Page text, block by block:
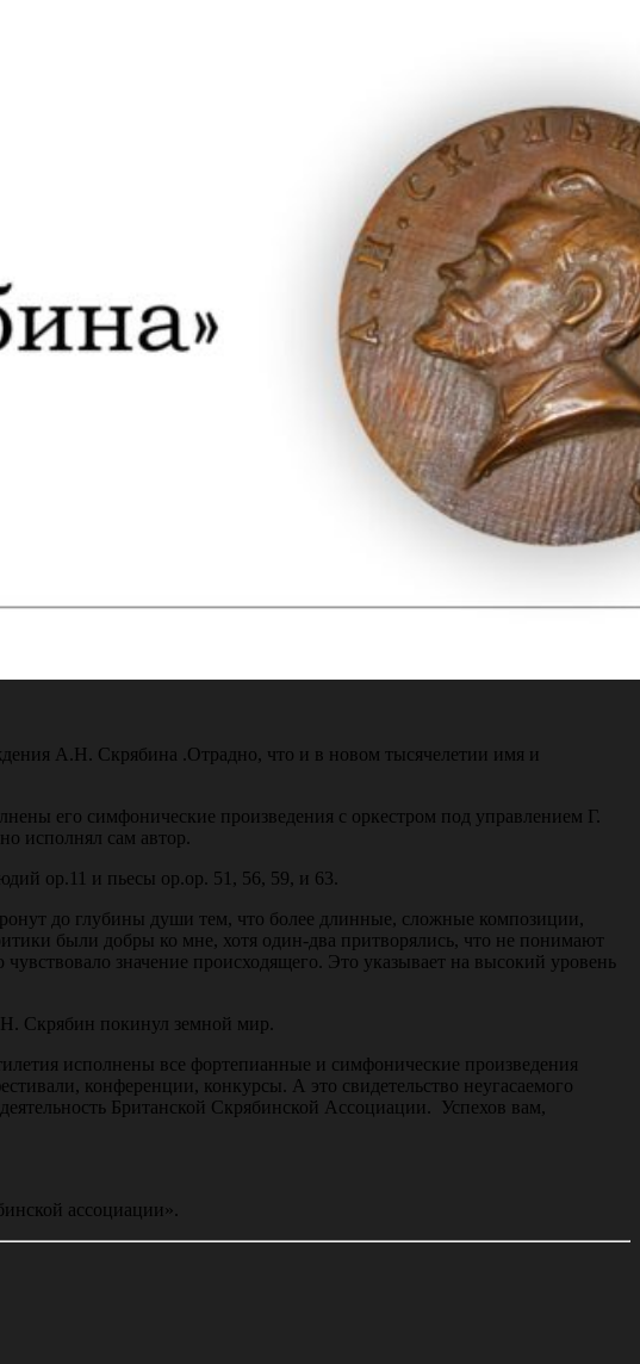
А.Н. Скрябина .Отрадно, что и в новом тысячелетии имя и
его симфонические произведения с оркестром под управлением Г.
исполнял сам автор.
ор.11 и пьесы ор.ор. 51, 56, 59, и 63.
до глубины души тем, что более длинные, сложные композиции,
были добры ко мне, хотя один-два притворялись, что не понимают
значение происходящего. Это указывает на высокий уровень
Скрябин покинул земной мир.
исполнены все фортепианные и симфонические произведения
конференции, конкурсы. А это свидетельство неугасаемого
Британской Скрябинской Ассоциации. Успехов вам,
ассоциации».